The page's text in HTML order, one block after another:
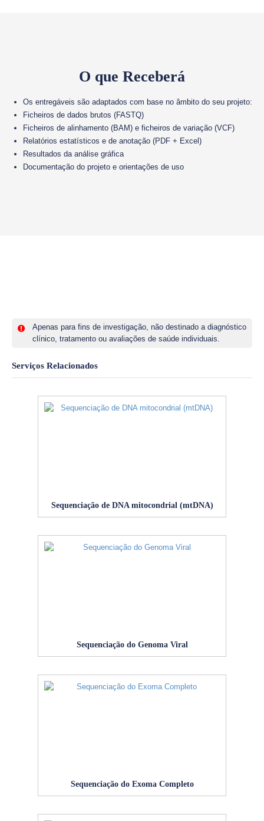
O que Receberá
Os entregáveis são adaptados com base no âmbito do seu projeto:
Ficheiros de dados brutos (FASTQ)
Ficheiros de alinhamento (BAM) e ficheiros de variação (VCF)
Relatórios estatísticos e de anotação (PDF + Excel)
Resultados da análise gráfica
Documentação do projeto e orientações de uso
Apenas para fins de investigação, não destinado a diagnóstico
clínico, tratamento ou avaliações de saúde individuais.
Serviços Relacionados
Sequenciação de DNA mitocondrial (mtDNA)
Sequenciação do Genoma Viral
Sequenciação do Exoma Completo